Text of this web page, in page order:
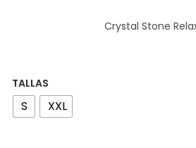
Crystal Stone
TALLAS
S XXL